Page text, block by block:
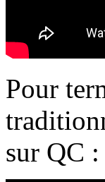
Pour
sur QC :